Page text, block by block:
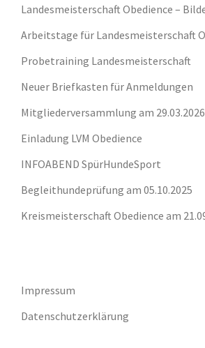
Landesmeisterschaft Obedience –
Arbeitstage für Landesmeisterschaft
Probetraining Landesmeisterschaft
Neuer Briefkasten für Anmeldungen
Mitgliederversammlung am 29.03.2026
Einladung LVM Obedience
INFOABEND SpürHundeSport
Begleithundeprüfung am 05.10.2025
Kreismeisterschaft Obedience am
Impressum
Datenschutzerklärung